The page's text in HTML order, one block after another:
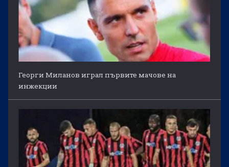
Георги Миланов играл първите мачове на
инжекции